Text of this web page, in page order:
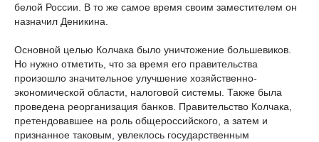
белой России. В то же самое время своим заместителем он
назначил Деникина.
Основной целью Колчака было уничтожение большевиков.
Но нужно отметить, что за время его правительства
произошло значительное улучшение хозяйственно-
экономической области, налоговой системы. Также была
проведена реорганизация банков. Правительство Колчака,
претендовавшее на роль общероссийского, а затем и
признанное таковым, увлеклось государственным